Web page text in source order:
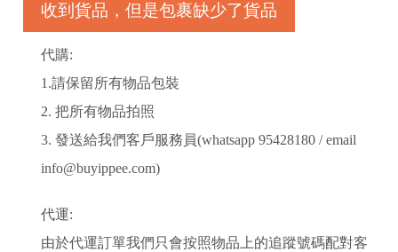
收到貨品，但是包裹缺少了貨品
代購:
1.請保留所有物品包裝
2. 把所有物品拍照
3. 發送給我們客戶服務員(whatsapp 95428180 / email
info@buyippee.com)
代運:
由於代運訂單我們只會按照物品上的追蹤號碼配對客